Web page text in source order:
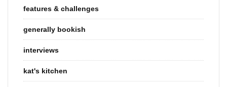
features & challenges
generally bookish
interviews
kat's kitchen